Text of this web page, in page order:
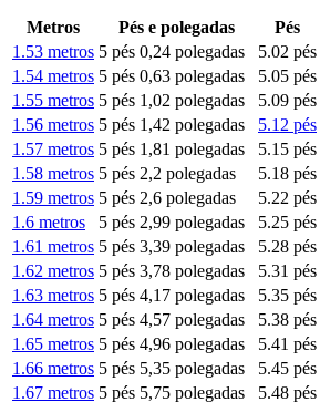
Metros Pés e polegadas Pés
1.53 metros 5 pés 0,24 polegadas 5.02 pés
1.54 metros 5 pés 0,63 polegadas 5.05 pés
1.55 metros 5 pés 1,02 polegadas 5.09 pés
1.56 metros 5 pés 1,42 polegadas 5.12 pés
1.57 metros 5 pés 1,81 polegadas 5.15 pés
1.58 metros 5 pés 2,2 polegadas 5.18 pés
1.59 metros 5 pés 2,6 polegadas 5.22 pés
1.6 metros
5 pés 2,99 polegadas 5.25 pés
1.61 metros 5 pés 3,39 polegadas 5.28 pés
1.62 metros 5 pés 3,78 polegadas 5.31 pés
1.63 metros 5 pés 4,17 polegadas 5.35 pés
1.64 metros 5 pés 4,57 polegadas 5.38 pés
1.65 metros 5 pés 4,96 polegadas 5.41 pés
1.66 metros 5 pés 5,35 polegadas 5.45 pés
1.67 metros 5 pés 5,75 polegadas 5.48 pés